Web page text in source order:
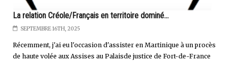
La relation Créole/Français en territoire dominé...
SEPTEMBRE 16TH, 2025
Récemment, j'ai eu l'occasion d'assister en Martinique à un procès
de haute volée aux Assises au Palaisde justice de Fort-de-France